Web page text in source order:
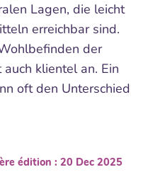
Lagen, die leicht
erreichbar sind.
der
klientel an. Ein
oft den Unterschied
édition : 20 Dec 2025